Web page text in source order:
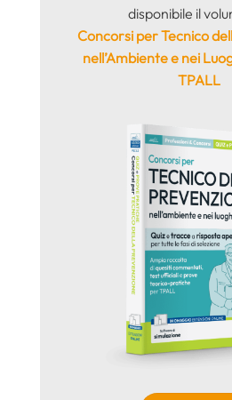
disponibile il
Concorsi per Tecnico
nell’Ambiente e nei
TPALL